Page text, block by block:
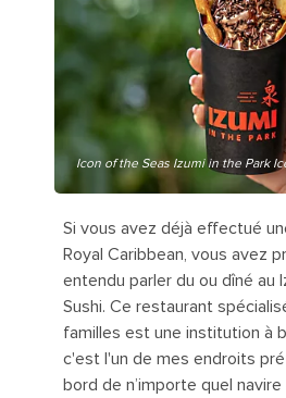
Icon of the Seas Izumi in the Park
Si vous avez déjà effectué
Royal Caribbean, vous avez
entendu parler du ou dîné au
Sushi. Ce restaurant
familles est une institution à
c'est l'un de mes endroits
bord de n’importe quel